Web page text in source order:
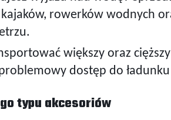
rowerków wodnych
większy oraz
dostęp do
typu akcesoriów